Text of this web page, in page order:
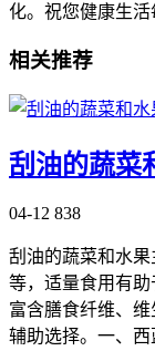
化。祝您健康生活
相关推荐
刮油的蔬菜
04-12 838
刮油的蔬菜和水
等，适量食用有
富含膳食纤维、
辅助选择。一、